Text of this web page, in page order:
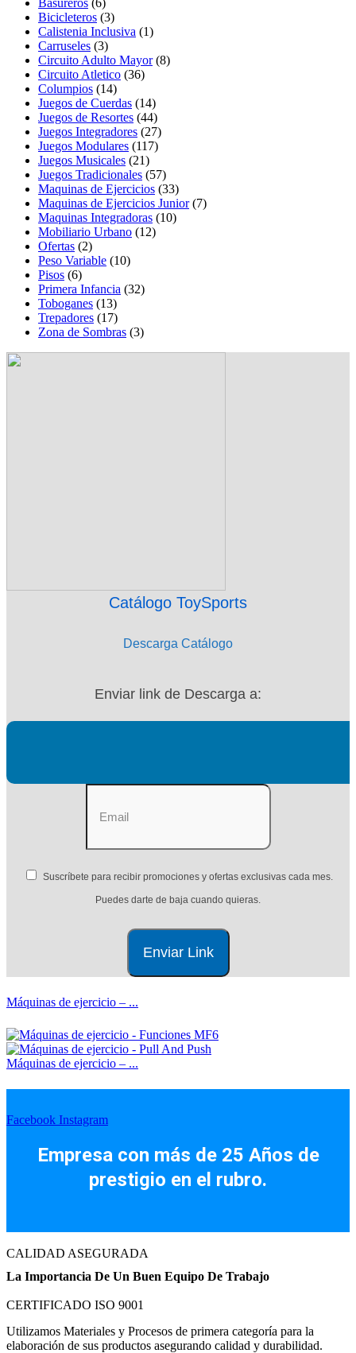
Bicicleteros (3)
Calistenia Inclusiva (1)
Carruseles (3)
Circuito Adulto Mayor (8)
Circuito Atletico (36)
Columpios (14)
Juegos de Cuerdas (14)
Juegos de Resortes (44)
Juegos Integradores (27)
Juegos Modulares (117)
Juegos Musicales (21)
Juegos Tradicionales (57)
Maquinas de Ejercicios (33)
Maquinas de Ejercicios Junior (7)
Maquinas Integradoras (10)
Mobiliario Urbano (12)
Ofertas (2)
Peso Variable (10)
Pisos (6)
Primera Infancia (32)
Toboganes (13)
Trepadores (17)
Zona de Sombras (3)
Catálogo ToySports
Descarga Catálogo
Enviar link de Descarga a:
Suscríbete para recibir promociones y ofertas exclusivas cada mes.
Puedes darte de baja cuando quieras.
Máquinas de ejercicio – ...
Máquinas de ejercicio – ...
Facebook Instagram
Empresa con más de 25 Años de
prestigio en el rubro.
CALIDAD ASEGURADA
La Importancia De Un Buen Equipo De Trabajo
CERTIFICADO ISO 9001
Utilizamos Materiales y Procesos de primera categoría para la
elaboración de sus productos asegurando calidad y durabilidad.